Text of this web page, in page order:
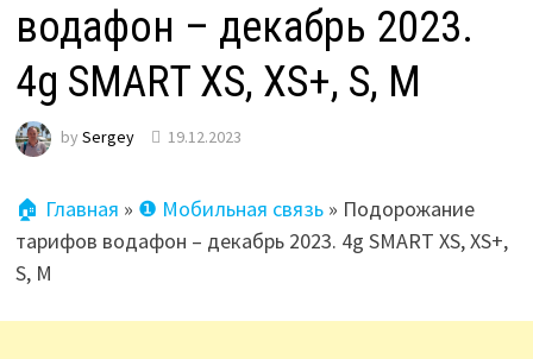
водафон – декабрь 2023.
4g SMART XS, XS+, S, M
by Sergey 19.12.2023
🏠 Главная » ❶ Мобильная связь» Подорожание
тарифов водафон – декабрь 2023. 4g SMART XS, XS+,
S, M